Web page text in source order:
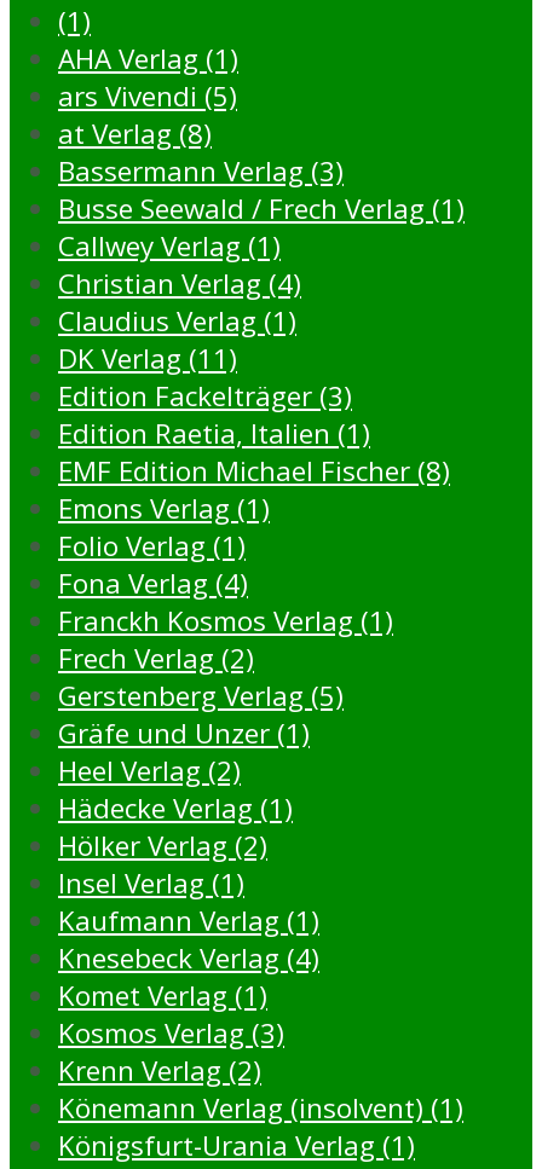
(1)
AHA Verlag (1)
ars Vivendi (5)
at Verlag (8)
Bassermann Verlag (3)
Busse Seewald / Frech Verlag (1)
Callwey Verlag (1)
Christian Verlag (4)
Claudius Verlag (1)
DK Verlag (11)
Edition Fackelträger (3)
Edition Raetia, Italien (1)
EMF Edition Michael Fischer (8)
Emons Verlag (1)
Folio Verlag (1)
Fona Verlag (4)
Franckh Kosmos Verlag (1)
Frech Verlag (2)
Gerstenberg Verlag (5)
Gräfe und Unzer (1)
Heel Verlag (2)
Hädecke Verlag (1)
Hölker Verlag (2)
Insel Verlag (1)
Kaufmann Verlag (1)
Knesebeck Verlag (4)
Komet Verlag (1)
Kosmos Verlag (3)
Krenn Verlag (2)
Könemann Verlag (insolvent) (1)
Königsfurt-Urania Verlag (1)